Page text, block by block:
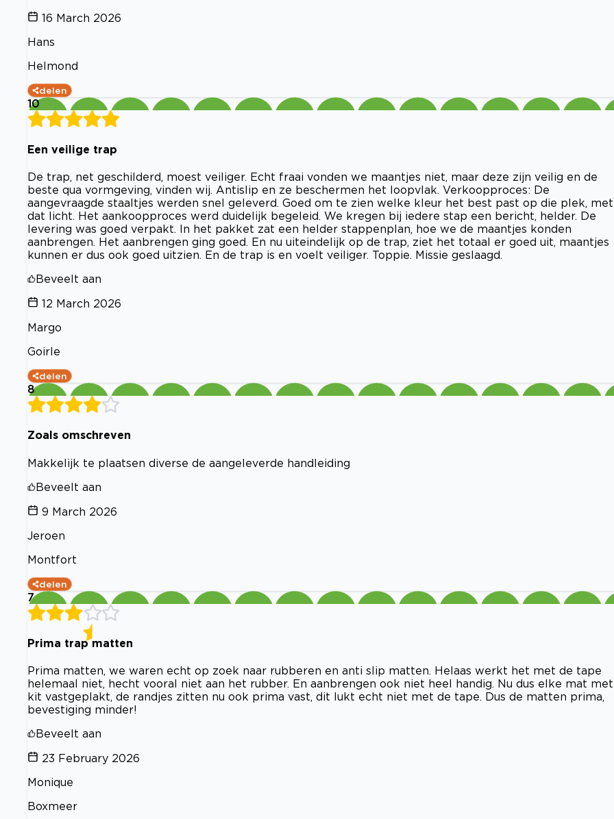
16 March 2026
Hans
Helmond
delen
10
Een veilige trap
De trap, net geschilderd, moest veiliger. Echt fraai vonden we maantjes niet, maar deze zijn veilig en de
beste qua vormgeving, vinden wij. Antislip en ze beschermen het loopvlak. Verkoopproces: De
aangevraagde staaltjes werden snel geleverd. Goed om te zien welke kleur het best past op die plek, met
dat licht. Het aankoopproces werd duidelijk begeleid. We kregen bij iedere stap een bericht, helder. De
levering was goed verpakt. In het pakket zat een helder stappenplan, hoe we de maantjes konden
aanbrengen. Het aanbrengen ging goed. En nu uiteindelijk op de trap, ziet het totaal er goed uit, maantjes
kunnen er dus ook goed uitzien. En de trap is en voelt veiliger. Toppie. Missie geslaagd.
Beveelt aan
12 March 2026
Margo
Goirle
delen
8
Zoals omschreven
Makkelijk te plaatsen diverse de aangeleverde handleiding
Beveelt aan
9 March 2026
Jeroen
Montfort
delen
7
Prima trap matten
Prima matten, we waren echt op zoek naar rubberen en anti slip matten. Helaas werkt het met de tape
helemaal niet, hecht vooral niet aan het rubber. En aanbrengen ook niet heel handig. Nu dus elke mat met
kit vastgeplakt, de randjes zitten nu ook prima vast, dit lukt echt niet met de tape. Dus de matten prima,
bevestiging minder!
Beveelt aan
23 February 2026
Monique
Boxmeer